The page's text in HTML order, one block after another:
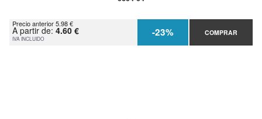
Precio anterior 5.98 €
A partir de: 4.60 €
IVA INCLUIDO -23% COMPRAR